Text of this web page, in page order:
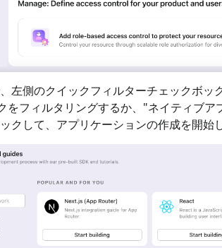
左側のクイックフィルターチェックボッ
をフィルタリングするか、"ネイティブア
クして、アプリケーションの作成を開始し